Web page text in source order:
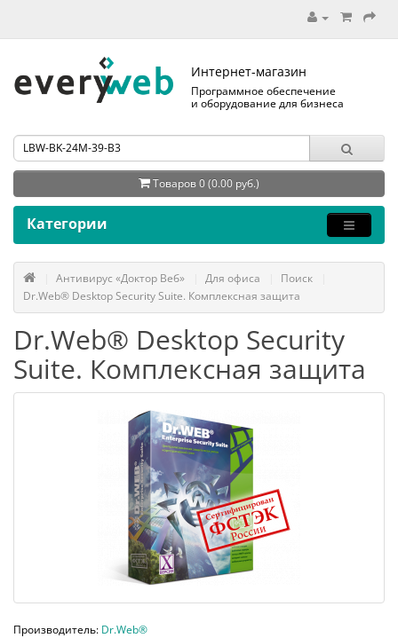
Интернет-магазин
Программное обеспечение
и оборудование для бизнеса
Товаров 0 (0.00 руб.)
Категории
Антивирус «Доктор Веб» Для офиса
Поиск
Dr.Web® Desktop Security Suite. Комплексная защита
Dr.Web® Desktop Security
Suite. Комплексная защита
Производитель: Dr.Web®